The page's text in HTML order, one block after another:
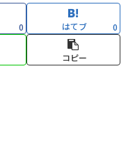
0 はてブ 0
コピー